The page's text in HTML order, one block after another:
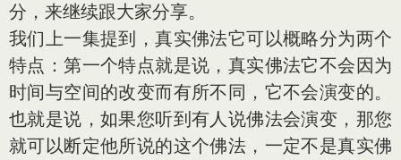
分，来继续跟大家分享。
我们上一集提到，真实佛法它可以概略分为两个
特点：第一个特点就是说，真实佛法它不会因为
时间与空间的改变而有所不同，它不会演变的。
也就是说，如果您听到有人说佛法会演变，那您
就可以断定他所说的这个佛法，一定不是真实佛